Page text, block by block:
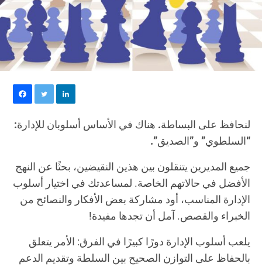
لنحافظ على البساطة. هناك في الأساس أسلوبان للإدارة:
“السلطوي” و”الصديق”.
جميع المديرين يتنقلون بين هذين النقيضين، بحثًا عن النهج
الأفضل في حالاتهم الخاصة. لمساعدتك في اختيار أسلوب
الإدارة المناسب، أود مشاركة بعض الأفكار والنصائح من
الخبراء والقصص. آمل أن تجدها مفيدة!
يلعب أسلوب الإدارة دورًا كبيرًا في الفرق: الأمر يتعلق
بالحفاظ على التوازن الصحيح بين السلطة وتقديم الدعم